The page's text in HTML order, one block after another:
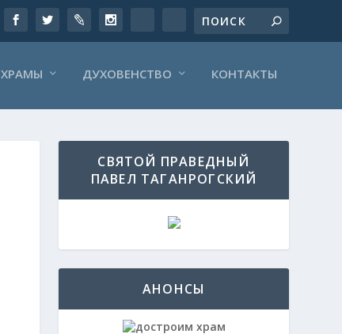
ХРАМЫ ДУХОВЕНСТВО КОНТАКТЫ
СВЯТОЙ ПРАВЕДНЫЙ
ПАВЕЛ ТАГАНРОГСКИЙ
АНОНСЫ